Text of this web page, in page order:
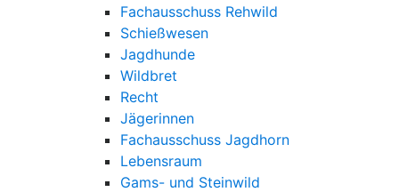
Fachausschuss Rehwild
Schießwesen
Jagdhunde
Wildbret
Recht
Jägerinnen
Fachausschuss Jagdhorn
Lebensraum
Gams- und Steinwild